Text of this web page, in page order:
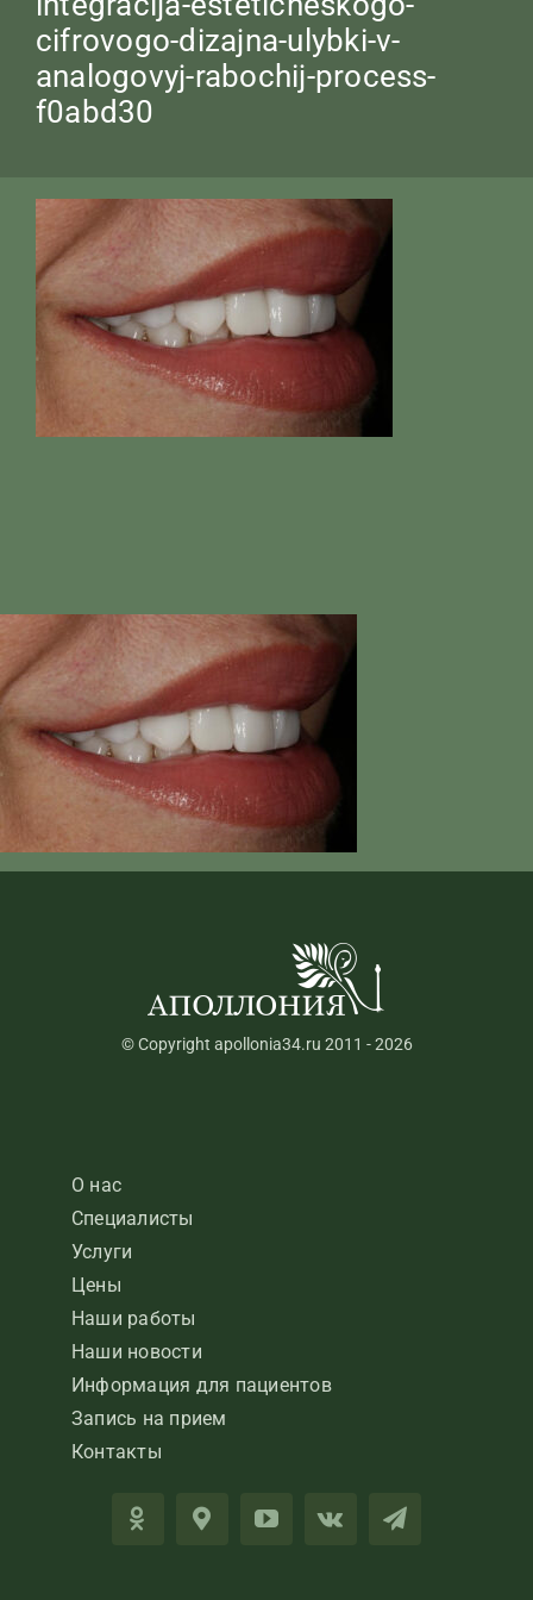
cifrovogo-dizajna-ulybki-v-
analogovyj-rabochij-process-
f0abd30
© Copyright apollonia34.ru 2011 - 2026
О нас
Специалисты
Услуги
Цены
Наши работы
Наши новости
Информация для пациентов
Запись на прием
Контакты